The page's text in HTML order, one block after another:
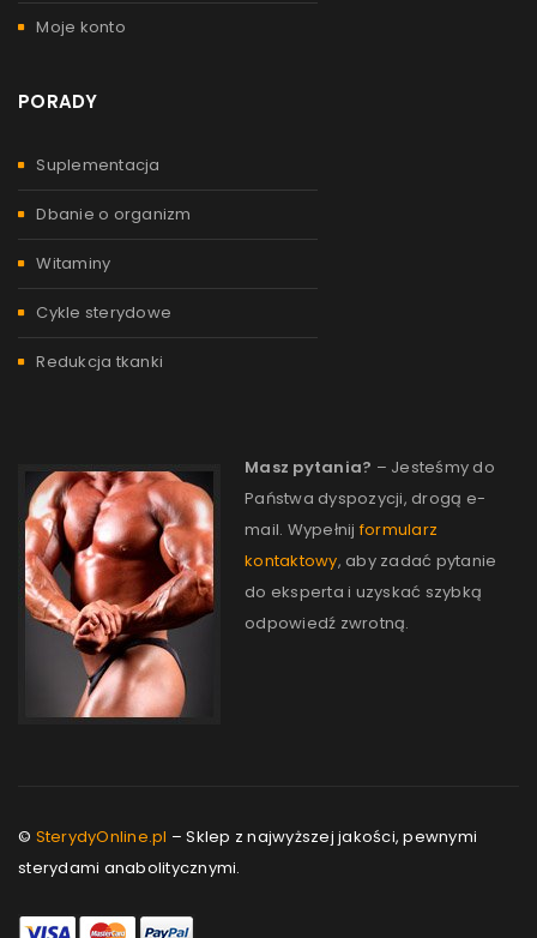
Moje konto
PORADY
Suplementacja
Dbanie o organizm
Witaminy
Cykle sterydowe
Redukcja tkanki
Masz pytania? – Jesteśmy do
Państwa dyspozycji, drogą e-
mail. Wypełnijformularz
kontaktowy, aby zadać pytanie
do eksperta i uzyskać szybką
odpowiedź zwrotną.
© SterydyOnline.pl – Sklep z najwyższej jakości, pewnymi
sterydami anabolitycznymi.